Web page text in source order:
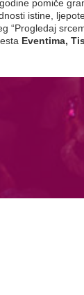
pomiče
istine,
“Progledaj
Eventima,